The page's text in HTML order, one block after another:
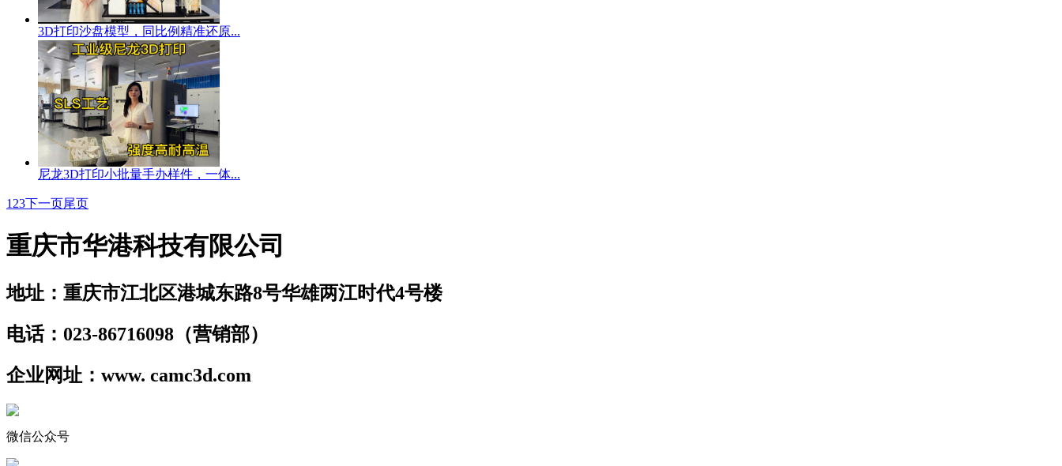
3D打印沙盘模型，同比例精准还原...
尼龙3D打印小批量手办样件，一体...
1 23下一页尾页
重庆市华港科技有限公司
地址：重庆市江北区港城东路8号华雄两江时代4号楼
电话：023-86716098（营销部）
企业网址：www. camc3d.com
微信公众号